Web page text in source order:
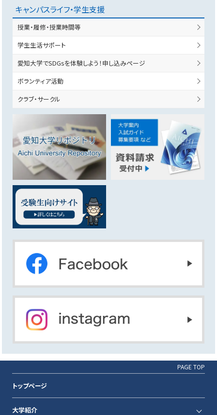
キャンパスライフ・学生支援
授業・履修・授業時間等
学生生活サポート
愛知大学でSDGsを体験しよう！申し込みページ
ボランティア活動
クラブ・サークル
PAGE TOP
トップページ
大学紹介